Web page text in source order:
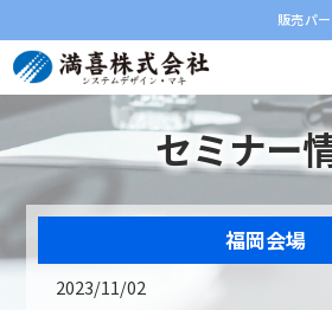
販売パ
セミナー
福岡会場
2023/11/02